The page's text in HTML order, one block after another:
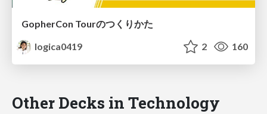
GopherCon Tourのつくりかた
logica0419
2 160
Other Decks in Technology